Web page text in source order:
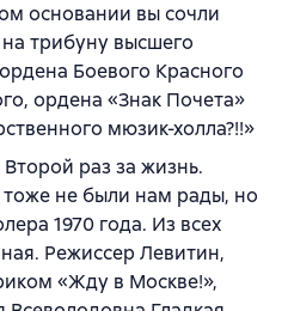
основании вы сочли
трибуну высшего
Боевого Красного
ордена «Знак Почета»
мюзик-холла?!!»
раз за жизнь.
тоже не были нам рады, но
1970 года. Из всех
Режиссер Левитин,
«Жду в Москве!»,